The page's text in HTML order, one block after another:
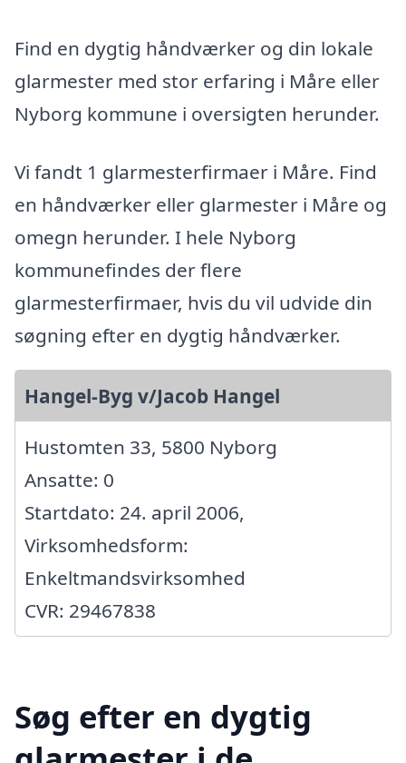
Find en dygtig håndværker og din lokale
glarmester med stor erfaring i Måre eller
Nyborg kommune i oversigten herunder.
Vi fandt 1 glarmesterfirmaer i Måre. Find
en håndværker eller glarmester i Måre og
omegn herunder. I hele Nyborg
kommunefindes der flere
glarmesterfirmaer, hvis du vil udvide din
søgning efter en dygtig håndværker.
Hangel-Byg v/Jacob Hangel
Hustomten 33, 5800 Nyborg
Ansatte: 0
Startdato: 24. april 2006,
Virksomhedsform:
Enkeltmandsvirksomhed
CVR: 29467838
Søg efter en dygtig